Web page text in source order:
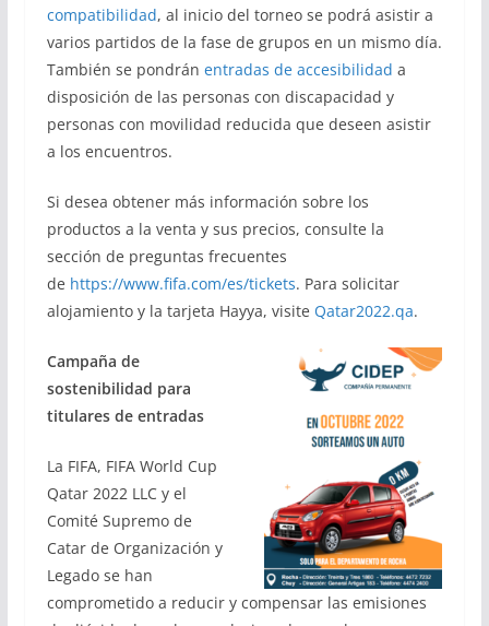
compatibilidad, al inicio del torneo se podrá asistir a
varios partidos de la fase de grupos en un mismo día.
También se pondrán entradas de accesibilidad a
disposición de las personas con discapacidad y
personas con movilidad reducida que deseen asistir
a los encuentros.
Si desea obtener más información sobre los
productos a la venta y sus precios, consulte la
sección de preguntas frecuentes
de https://www.fifa.com/es/tickets. Para solicitar
alojamiento y la tarjeta Hayya, visite Qatar2022.qa.
Campaña de
sostenibilidad para
titulares de entradas
La FIFA, FIFA World Cup
Qatar 2022 LLC y el
Comité Supremo de
Catar de Organización y
Legado se han
comprometido a reducir y compensar las emisiones